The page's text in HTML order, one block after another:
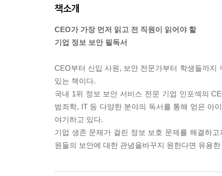
책소개
CEO가 가장 먼저 읽고 전 직원이 읽어야 할
기업 정보 보안 필독서
CEO부터 신입 사원, 보안 전문가부터 학생들까지
있는 책이다.
국내 1위 정보 보안 서비스 전문 기업 인포섹의
범죄학, IT 등 다양한 분야의 독서를 통해 얻은 아
야기하고 있다.
기업 생존 문제가 걸린 정보 보호 문제를 해결하
원들의 보안에 대한 관념을바꾸지 원한다면 유용